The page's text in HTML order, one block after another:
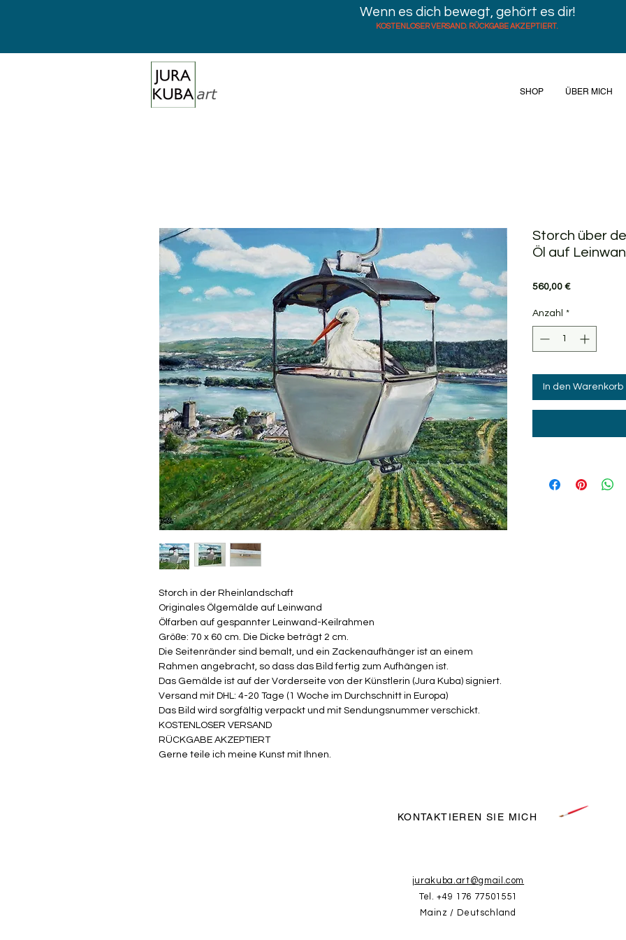
Wenn es dich bewegt, gehört es dir!
KOSTENLOSER VERSAND. RÜCKGABE AKZEPTIERT.
SHOP ÜBER MICH
Storch in der Rheinlandschaft
Originales Ölgemälde auf Leinwand
Ölfarben auf gespannter Leinwand-Keilrahmen
Größe: 70 x 60 cm. Die Dicke beträgt 2 cm.
Die Seitenränder sind bemalt, und ein Zackenaufhänger ist an einem
Rahmen angebracht, so dass das Bild fertig zum Aufhängen ist.
Das Gemälde ist auf der Vorderseite von der Künstlerin (Jura Kuba) signiert.
Versand mit DHL: 4-20 Tage (1 Woche im Durchschnitt in Europa)
Das Bild wird sorgfältig verpackt und mit Sendungsnummer verschickt.
KOSTENLOSER VERSAND
RÜCKGABE AKZEPTIERT
Gerne teile ich meine Kunst mit Ihnen.
Storch über
Öl auf
560,00 €Preis
Anzahl *
In den Warenkorb
KONTAKTIEREN SIE MICH
jurakuba.art@gmail.com
Tel. +49 176 77501551
Mainz / Deutschland